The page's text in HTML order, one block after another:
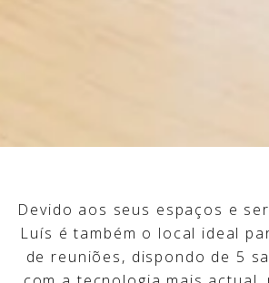
Devido aos seus espaços e
Luís é também o local ideal
de reuniões, dispondo de 5